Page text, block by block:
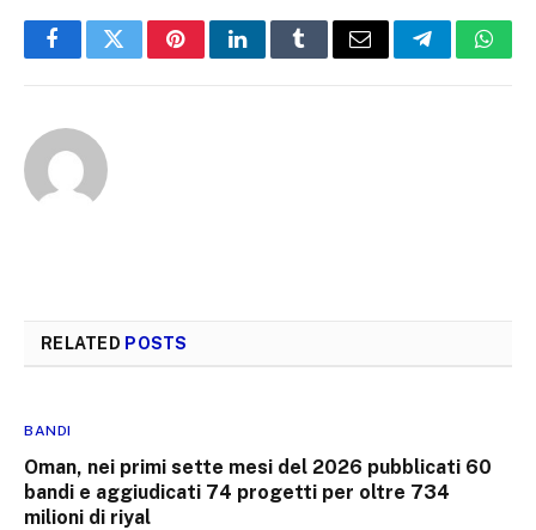
FacebookTwitterPinterestLinkedInTumblrEmail Telegram
RELATED POSTS
BANDI
Oman, nei primi sette mesi del 2026 pubblicati 60
bandi e aggiudicati 74 progetti per oltre 734
milioni di riyal